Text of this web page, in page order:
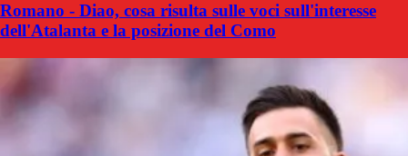
Romano - Diao, cosa risulta sulle voci sull'interesse
dell'Atalanta e la posizione del Como